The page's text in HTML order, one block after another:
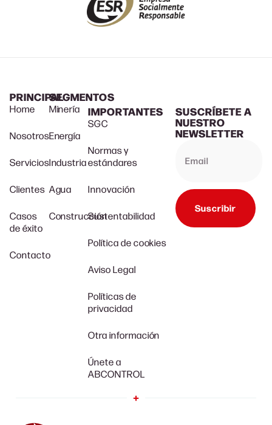
PRINCIPAL
Home
Nosotros
Servicios
Clientes
Casos
de éxito
Contacto
SEGMENTOS
Minería
Energía
Industria
Agua
Construcción
IMPORTANTES
SGC
Normas y
estándares
Innovación
Sustentabilidad
Política de cookies
Aviso Legal
Políticas de
privacidad
Otra información
Únete a
ABCONTROL
SUSCRÍBETE A
NUESTRO
NEWSLETTER
Suscribir